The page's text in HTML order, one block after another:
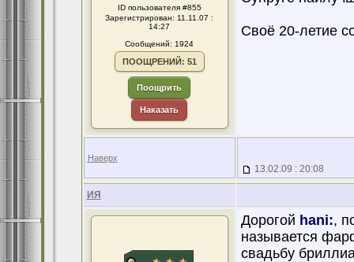
ID пользователя #855
Зарегистрирован: 11.11.07 :
14:27
Сообщений: 1924
ПООЩРЕНИЙ: 51
Поощрить
Наказать
Своё 20-летие
Наверх
13.02.09 : 20:08
ИЯ
Дорогой hani:,
называется
свадьбу